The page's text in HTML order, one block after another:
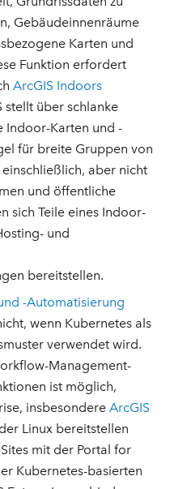
Gebäudeinnenräume
Karten und
Funktion erfordert
ArcGIS Indoors
stellt über schlanke
Indoor-Karten und -
für breite Gruppen von
aber nicht
und öffentliche
sich Teile eines Indoor-
und
bereitstellen.
-Automatisierung
wenn Kubernetes als
verwendet wird.
Management-
ist möglich,
insbesondereArcGIS
Linux bereitstellen
mit der Portal for
Kubernetes-basierten